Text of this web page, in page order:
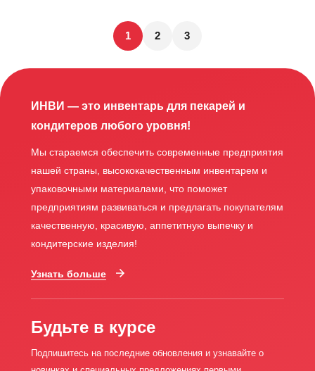
1 2 3
ИНВИ — это инвентарь для пекарей и
кондитеров любого уровня!
Мы стараемся обеспечить современные предприятия
нашей страны, высококачественным инвентарем и
упаковочными материалами, что поможет
предприятиям развиваться и предлагать покупателям
качественную, красивую, аппетитную выпечку и
кондитерские изделия!
Узнать больше
Будьте в курсе
Подпишитесь на последние обновления и узнавайте о